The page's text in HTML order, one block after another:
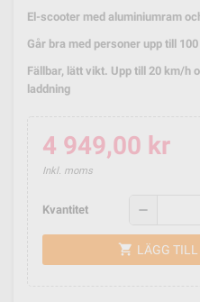
El-scooter med aluminiumram
Går bra med personer upp till
Fällbar, lätt vikt. Upp till 20 km/h
laddning
4 949,00 kr
Inkl. moms
Kvantitet remove
shopping_cart LÄGG TILL